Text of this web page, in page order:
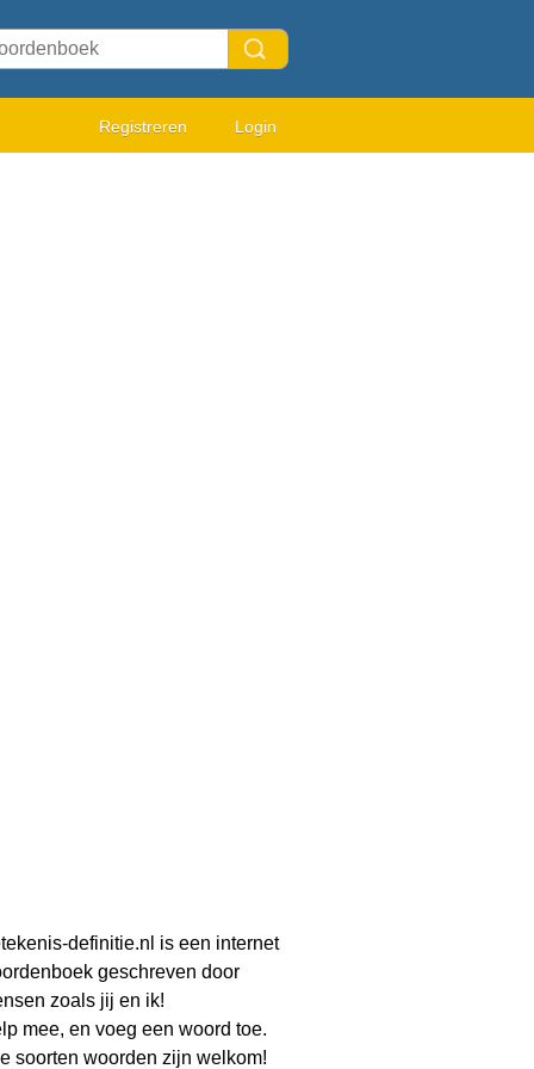
Registreren Login
definitie.nl is een internet
geschreven door
zoals jij en ik!
mee, en voeg een woord toe.
soorten woorden zijn welkom!